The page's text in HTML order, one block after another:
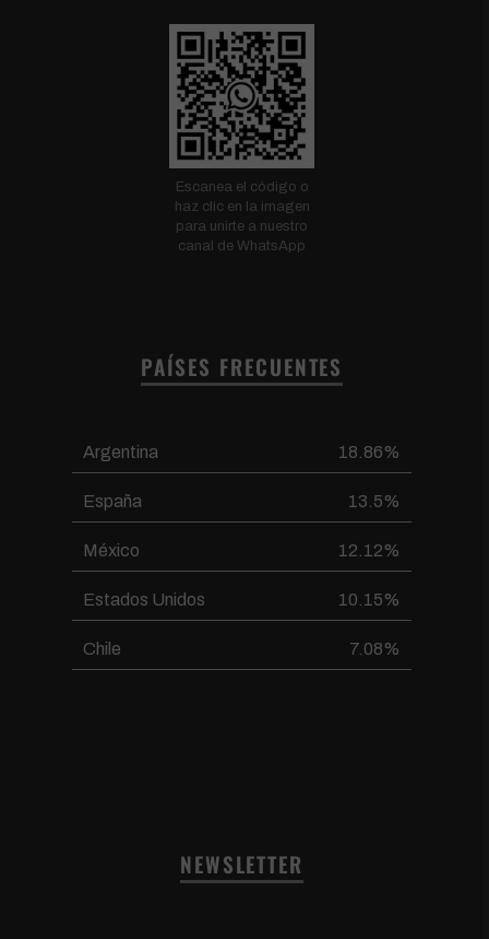
Escanea el código o
haz clic en la imagen
para unirte a nuestro
canal de WhatsApp
PAÍSES FRECUENTES
Argentina 18.86%
España 13.5%
México 12.12%
Estados Unidos 10.15%
Chile 7.08%
NEWSLETTER